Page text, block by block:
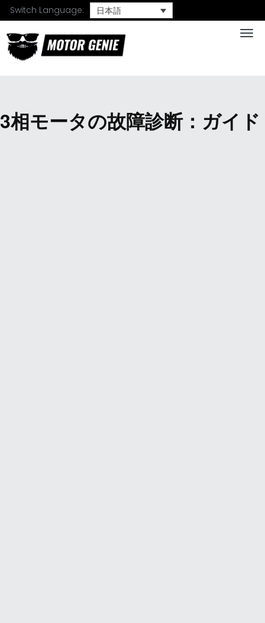
Switch Language:
日本語
3相モータの故障診断：ガイド